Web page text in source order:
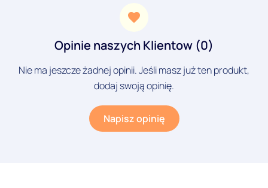
Opinie naszych Klientow (0)
Nie ma jeszcze żadnej opinii. Jeśli masz już ten produkt,
dodaj swoją opinię.
Napisz opinię